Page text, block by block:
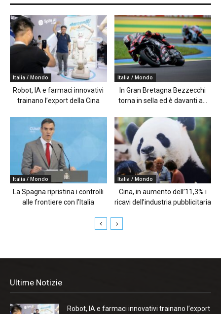
Italia / Mondo
Robot, IA e farmaci innovativi
trainano l’export della Cina
Italia / Mondo
In Gran Bretagna Bezzecchi
torna in sella ed è davanti a...
Italia / Mondo
La Spagna ripristina i controlli
alle frontiere con l’Italia
Italia / Mondo
Cina, in aumento dell’11,3% i
ricavi dell’industria pubblicitaria
Ultime Notizie
Robot, IA e farmaci innovativi trainano l’export